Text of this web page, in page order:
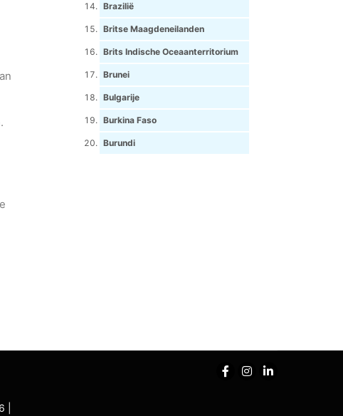
Brazilië
Britse Maagdeneilanden
Brits Indische Oceaanterritorium
Brunei
Bulgarije
Burkina Faso
Burundi